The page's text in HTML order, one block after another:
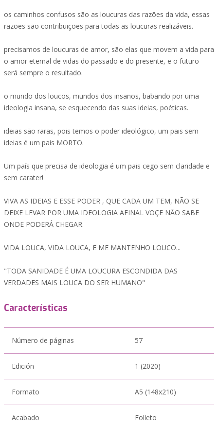
os caminhos confusos são as loucuras das razões da vida, essas
razões são contribuições para todas as loucuras realizáveis.
precisamos de loucuras de amor, são elas que movem a vida para
o amor eternal de vidas do passado e do presente, e o futuro
será sempre o resultado.
o mundo dos loucos, mundos dos insanos, babando por uma
ideologia insana, se esquecendo das suas ideias, poéticas.
ideias são raras, pois temos o poder ideológico, um pais sem
ideias é um pais MORTO.
Um país que precisa de ideologia é um pais cego sem claridade e
sem carater!
VIVA AS IDEIAS E ESSE PODER , QUE CADA UM TEM, NÃO SE
DEIXE LEVAR POR UMA IDEOLOGIA AFINAL VOÇE NÃO SABE
ONDE PODERÁ CHEGAR.
VIDA LOUCA, VIDA LOUCA, E ME MANTENHO LOUCO...
"TODA SANIDADE É UMA LOUCURA ESCONDIDA DAS
VERDADES MAIS LOUCA DO SER HUMANO"
Características
Número de páginas 57
Edición 1 (2020)
Formato A5 (148x210)
Acabado Folleto